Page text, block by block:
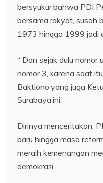
bersyukur bahwa PDI
bersama rakyat, susah
1973 hingga 1999 jadi
“ Dan sejak dulu nomor
nomor 3, karena saat
Baktiono yang juga
Surabaya ini.
Dirinya menceritakan,
baru hingga masa
meraih kemenangan
demokrasi.